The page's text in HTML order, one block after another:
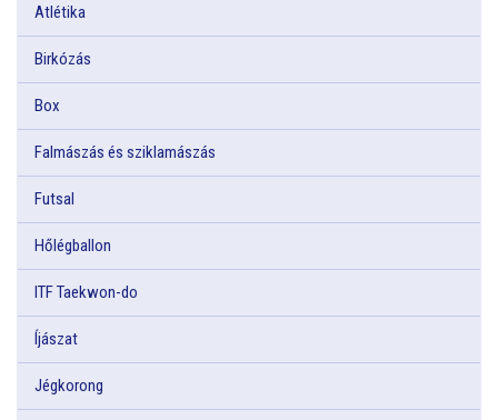
Atlétika
Birkózás
Box
Falmászás és sziklamászás
Futsal
Hőlégballon
ITF Taekwon-do
Íjászat
Jégkorong